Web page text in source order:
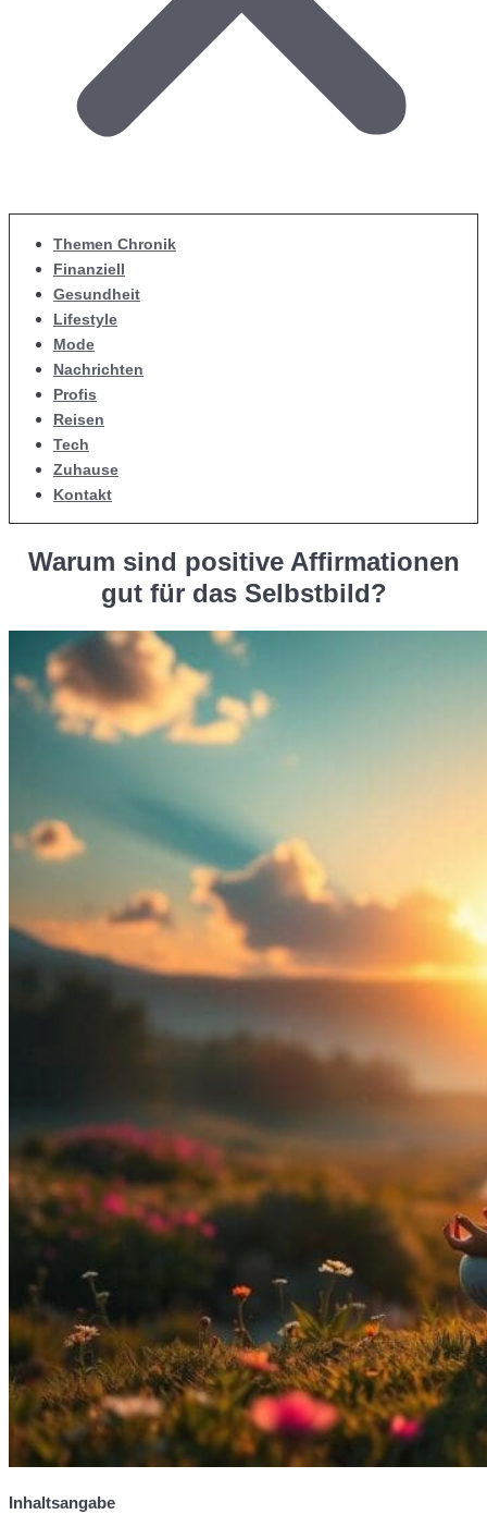
Themen Chronik
Finanziell
Gesundheit
Lifestyle
Mode
Nachrichten
Profis
Reisen
Tech
Zuhause
Kontakt
Warum sind positive Affirmationen
gut für das Selbstbild?
Inhaltsangabe